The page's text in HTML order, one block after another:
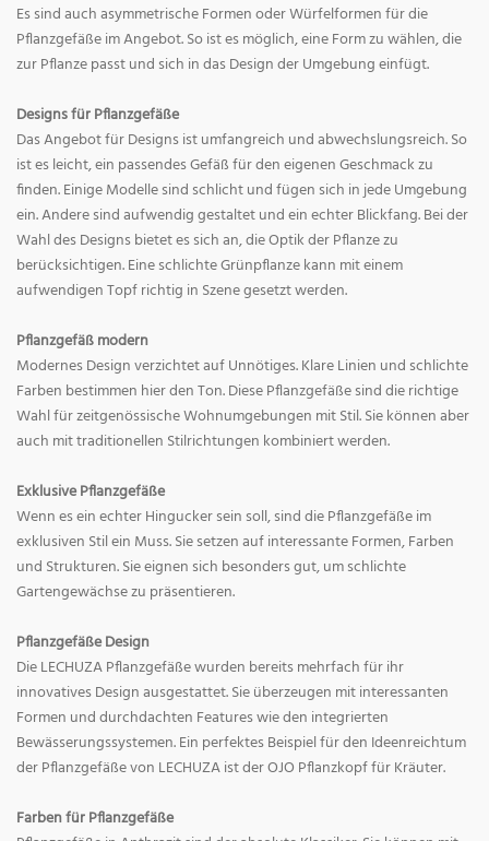
Es sind auch asymmetrische Formen oder Würfelformen für die
Pflanzgefäße im Angebot. So ist es möglich, eine Form zu wählen, die
zur Pflanze passt und sich in das Design der Umgebung einfügt.
Designs für Pflanzgefäße
Das Angebot für Designs ist umfangreich und abwechslungsreich. So
ist es leicht, ein passendes Gefäß für den eigenen Geschmack zu
finden. Einige Modelle sind schlicht und fügen sich in jede Umgebung
ein. Andere sind aufwendig gestaltet und ein echter Blickfang. Bei der
Wahl des Designs bietet es sich an, die Optik der Pflanze zu
berücksichtigen. Eine schlichte Grünpflanze kann mit einem
aufwendigen Topf richtig in Szene gesetzt werden.
Pflanzgefäß modern
Modernes Design verzichtet auf Unnötiges. Klare Linien und schlichte
Farben bestimmen hier den Ton. Diese Pflanzgefäße sind die richtige
Wahl für zeitgenössische Wohnumgebungen mit Stil. Sie können aber
auch mit traditionellen Stilrichtungen kombiniert werden.
Exklusive Pflanzgefäße
Wenn es ein echter Hingucker sein soll, sind die Pflanzgefäße im
exklusiven Stil ein Muss. Sie setzen auf interessante Formen, Farben
und Strukturen. Sie eignen sich besonders gut, um schlichte
Gartengewächse zu präsentieren.
Pflanzgefäße Design
Die LECHUZA Pflanzgefäße wurden bereits mehrfach für ihr
innovatives Design ausgestattet. Sie überzeugen mit interessanten
Formen und durchdachten Features wie den integrierten
Bewässerungssystemen. Ein perfektes Beispiel für den Ideenreichtum
der Pflanzgefäße von LECHUZA ist der OJO Pflanzkopf für Kräuter.
Farben für Pflanzgefäße